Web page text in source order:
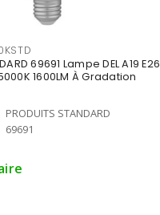
69691 Lampe DEL A19 E26
1600LM À Gradation
PRODUITS STANDARD
69691